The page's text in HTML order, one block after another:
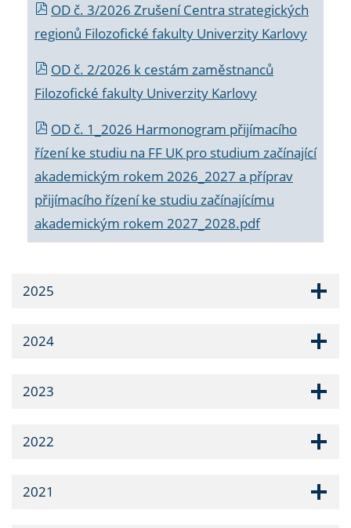
OD č. 3/2026 Zrušení Centra strategických
regionů Filozofické fakulty Univerzity Karlovy
OD č. 2/2026 k cestám zaměstnanců
Filozofické fakulty Univerzity Karlovy
OD č. 1_2026 Harmonogram přijímacího
řízení ke studiu na FF UK pro studium začínající
akademickým rokem 2026_2027 a příprav
přijímacího řízení ke studiu začínajícímu
akademickým rokem 2027_2028.pdf
2025
2024
2023
2022
2021